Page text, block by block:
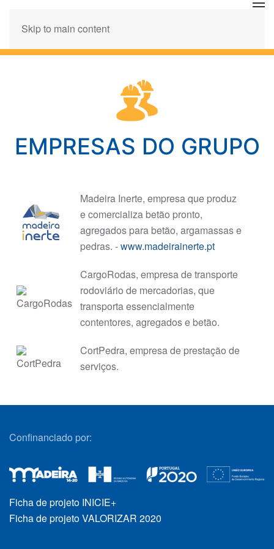
Skip to main content
EMPRESAS DO GRUPO
Madeira Inerte, empresa que produz
e comercializa betão pronto,
agregados para betão, argamassas e
pedras. -www.madeirainerte.pt
CargoRodas, empresa de transporte
rodoviário de mercadorias, que
transporta essencialmente
contentores, agregados e betão.
CortPedra, empresa de prestação de
serviços.
Confinanciado por:
Ficha de projeto INICIE+
Ficha de projeto VALORIZAR 2020